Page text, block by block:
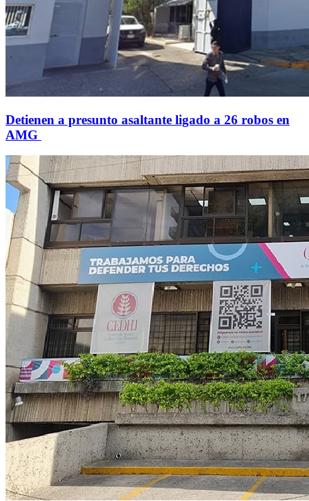
Detienen a presunto asaltante ligado a 26 robos en
AMG